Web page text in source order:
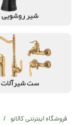
فروشگاه اینترنتی کالانو